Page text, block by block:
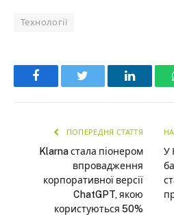
Технології
Facebook
ПОПЕРЕДНЯ СТАТТЯ
Klarna стала піонером
впровадження
корпоративної версії
ChatGPT, якою
користуються 50%
У